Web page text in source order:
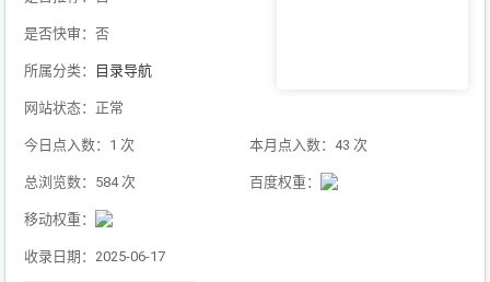
是否快审：否
所属分类： 目录导航
网站状态：正常
今日点入数：1 次 本月点入数：43 次
总浏览数：584 次 百度权重：
移动权重：
收录日期：2025-06-17